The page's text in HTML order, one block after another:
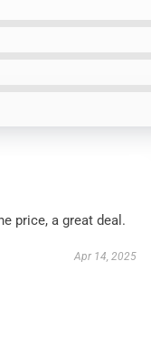
price, a great deal.
Apr 14, 2025